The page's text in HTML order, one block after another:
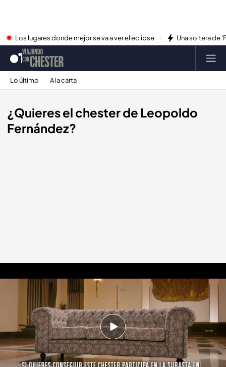
Los lugares donde mejor se va a ver el eclipse Una soltera de
Lo último A la carta
¿Quieres el chester de Leopoldo
Fernández?
30 NOV 2014 - 23:15h.
Compartir
El dinero de la subasta del chester de uno de los